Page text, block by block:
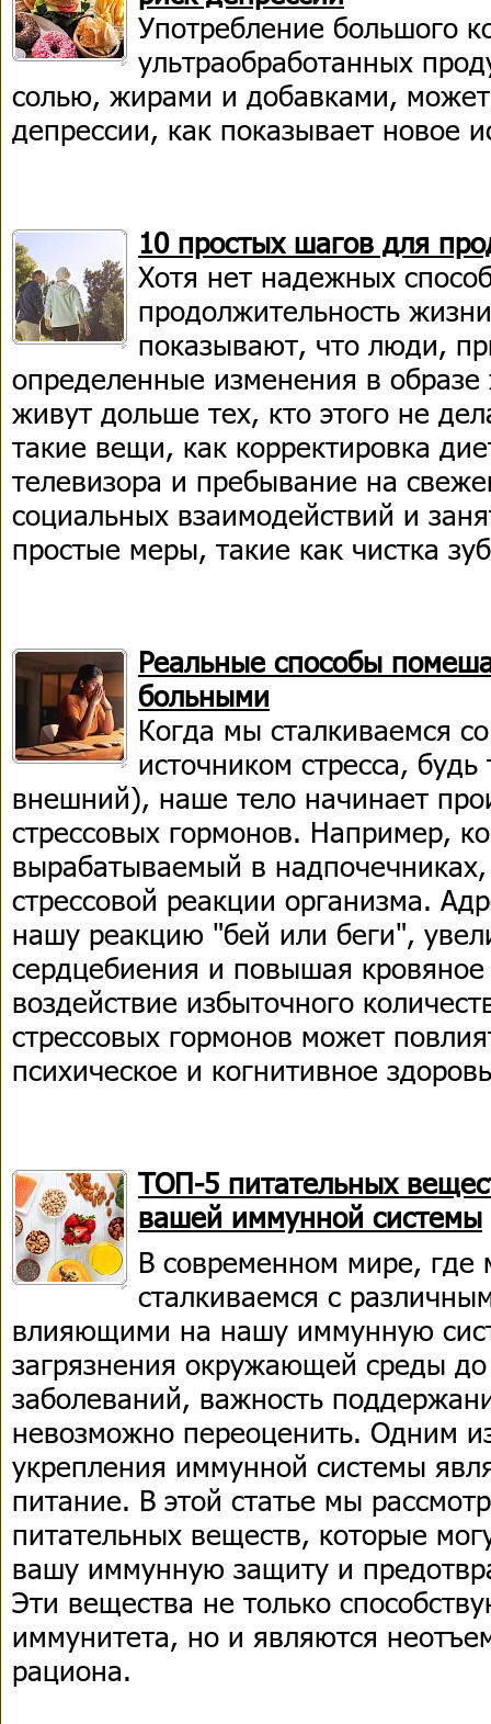
Употребление большого
ультраобработанных
солью, жирами и добавками, может
депрессии, как показывает новое
10 простых шагов для
Хотя нет надежных
продолжительность
показывают, что люди,
определенные изменения в
живут дольше тех, кто этого не
такие вещи, как корректировка
телевизора и пребывание на
социальных взаимодействий и
простые меры, такие как чистка
Реальные способы
больными
Когда мы сталкиваемся
источником стресса,
внешний), наше тело начинает
стрессовых гормонов. Например,
вырабатываемый в
стрессовой реакции организма.
нашу реакцию "бей или беги",
сердцебиения и повышая
воздействие избыточного
стрессовых гормонов может
психическое и когнитивное
ТОП-5 питательных
вашей иммунной системы
В современном мире, где
сталкиваемся с
влияющими на нашу иммунную
загрязнения окружающей среды
заболеваний, важность
невозможно переоценить. Одним
укрепления иммунной системы
питание. В этой статье мы
питательных веществ, которые
вашу иммунную защиту и
Эти вещества не только
иммунитета, но и являются
рациона.